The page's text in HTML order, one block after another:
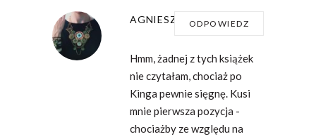
AGNIESZKAODPOWIEDZ
Hmm, żadnej z tych książek
nie czytałam, chociaż po
Kinga pewnie sięgnę. Kusi
mnie pierwsza pozycja -
chociażby ze względu na